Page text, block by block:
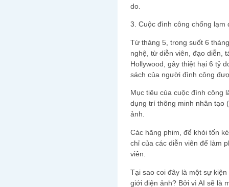
do.
3. Cuộc đình công chống lạm
Từ tháng 5, trong suốt 6
nghệ, từ diễn viên, đạo diễn,
Hollywood, gây thiệt hại 6 tỷ
sách của người đình công
Mục tiêu của cuộc đình công
dụng trí thông minh nhân tạo
ảnh.
Các hãng phim, để khỏi tốn
chỉ của các diễn viên để làm
viên.
Tại sao coi đây là một sự
giới điện ảnh? Bởi vì AI sẽ là